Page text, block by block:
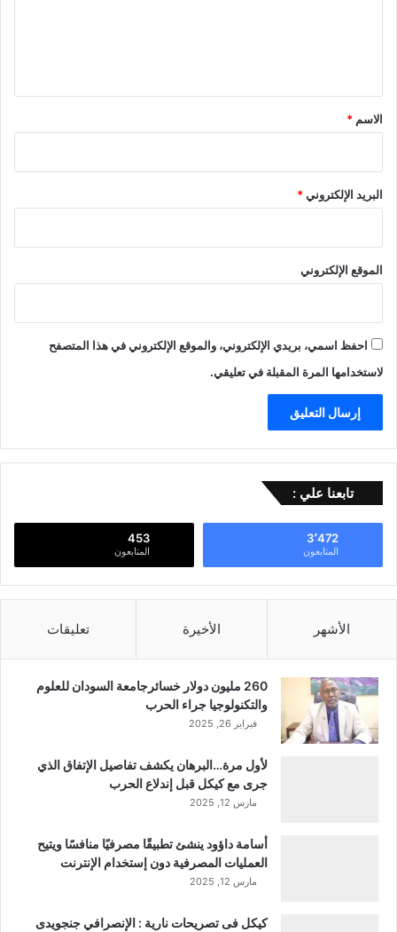
*
الاسم *
البريد الإلكتروني*
الموقع الإلكتروني
احفظ اسمي، بريدي الإلكتروني، والموقع الإلكتروني في هذا المتصفح
لاستخدامها المرة المقبلة في تعليقي.
تابعنا علي :
3٬472
المتابعون
453
المتابعون
الأشهر الأخيرة تعليقات
260 مليون دولار خسائرجامعة السودان للعلوم
والتكنولوجيا جراء الحرب
فبراير 26, 2025
لأول مرة…البرهان يكشف تفاصيل الإتفاق الذي
جرى مع كيكل قبل إندلاع الحرب
مارس 12, 2025
أسامة داؤود ينشئ تطبيقًا مصرفيًا منافسًا ويتيح
العمليات المصرفية دون إستخدام الإنترنت
مارس 12, 2025
كيكل فى تصريحات نارية : الإنصرافي جنجويدى